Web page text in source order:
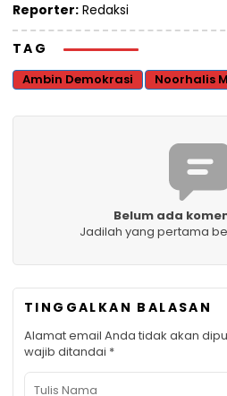
Reporter: Redaksi
TAG
Ambin Demokrasi Noorhalis
Belum ada
Jadilah yang pertama
TINGGALKAN BALASAN
Alamat email Anda tidak akan
wajib ditandai *